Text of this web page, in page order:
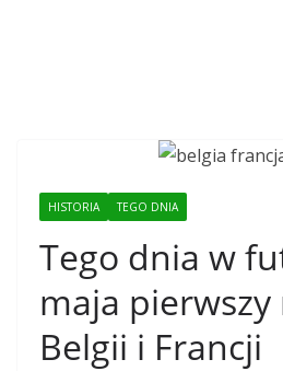
HISTORIA TEGO DNIA
Tego dnia w
maja pierwszy
Belgii i Francji